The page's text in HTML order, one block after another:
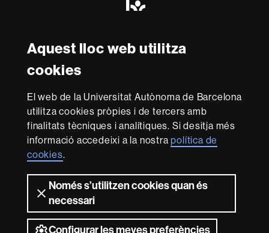
Aquest lloc web utilitza
cookies
El web de la Universitat Autònoma de Barcelona
utilitza cookies pròpies i de tercers amb
finalitats tècniques i analítiques. Si desitja més
informació accedeixi a la nostrapolítica de
cookies.
Només s’utilitzen cookies quan és
necessari
Configurar les meves preferències
-
Euraxess
Amb el finançament de
Sobre
aquest
web
Avís legal Protecció de dades Sobre el
web
Mapa del web UAB
Som una universitat capdavantera que imparteix una
docència de qualitat i excel·lència, diversificada,
multidisciplinària i flexible, ajustada a les necessitats de
la societat i adaptada als nous models de l'Europa del
coneixement. La UAB és reconeguda internacionalment
per la qualitat i el caràcter innovador de la seva recerca.